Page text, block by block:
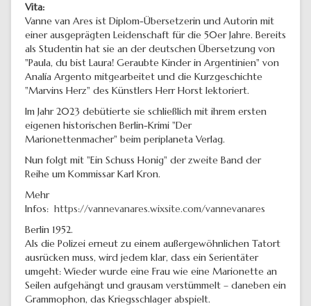
Vita:
Vanne van Ares ist Diplom-Übersetzerin und Autorin mit
einer ausgeprägten Leidenschaft für die 50er Jahre. Bereits
als Studentin hat sie an der deutschen Übersetzung von
"Paula, du bist Laura! Geraubte Kinder in Argentinien" von
Analía Argento mitgearbeitet und die Kurzgeschichte
"Marvins Herz" des Künstlers Herr Horst lektoriert.
Im Jahr 2023 debütierte sie schließlich mit ihrem ersten
eigenen historischen Berlin-Krimi "Der
Marionettenmacher" beim periplaneta Verlag.
Nun folgt mit "Ein Schuss Honig" der zweite Band der
Reihe um Kommissar Karl Kron.
Mehr
Infos: https://vannevanares.wixsite.com/vannevanares
Berlin 1952.
Als die Polizei erneut zu einem außergewöhnlichen Tatort
ausrücken muss, wird jedem klar, dass ein Serientäter
umgeht: Wieder wurde eine Frau wie eine Marionette an
Seilen aufgehängt und grausam verstümmelt – daneben ein
Grammophon, das Kriegsschlager abspielt.